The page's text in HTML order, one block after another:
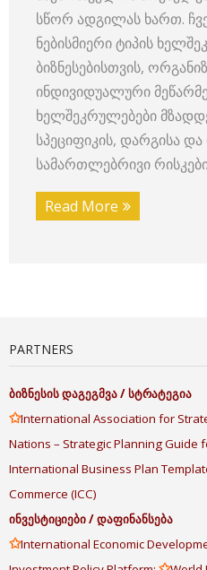
სწორ ადგილას ხართ.
ნებისმიერი ტიპის
ბიზნესებისთვის,
ინდივიდუალური
ხელშეკრულებები
სპეციფიკის, დარგისა
სამართლებრივი
Read More
PARTNERS
ბიზნესისდაგეგმვა/სტრატეგია
✩International Association for
Nations – Strategic Planning Guide
International Business Plan
Commerce (ICC)
ინვესტიციები/დაფინანსება
✩International Economic